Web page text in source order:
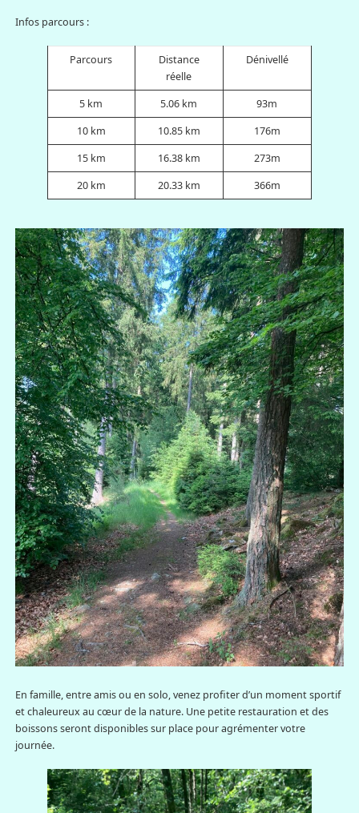
Infos parcours :
Parcours
Distance
réelle
Dénivellé
5 km 5.06 km
93m
10 km
10.85 km
176m
15 km
16.38 km
273m
20 km
20.33 km 366m
En famille, entre amis ou en solo, venez profiter d’un moment sportif
et chaleureux au cœur de la nature. Une petite restauration et des
boissons seront disponibles sur place pour agrémenter votre
journée.